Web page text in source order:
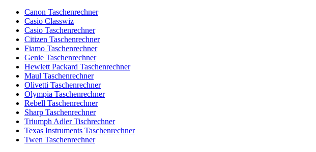
Canon Taschenrechner
Casio Classwiz
Casio Taschenrechner
Citizen Taschenrechner
Fiamo Taschenrechner
Genie Taschenrechner
Hewlett Packard Taschenrechner
Maul Taschenrechner
Olivetti Taschenrechner
Olympia Taschenrechner
Rebell Taschenrechner
Sharp Taschenrechner
Triumph Adler Tischrechner
Texas Instruments Taschenrechner
Twen Taschenrechner